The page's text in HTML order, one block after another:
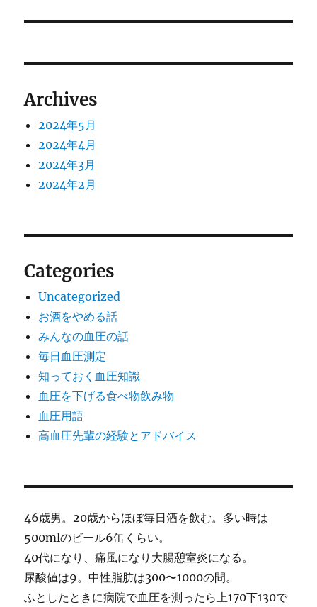
ン
Archives
2024年5月
2024年4月
2024年3月
2024年2月
Categories
Uncategorized
お酒をやめる話
みんなの血圧の話
毎日血圧測定
知っておく血圧知識
血圧を下げる食べ物飲み物
血圧用語
高血圧先輩の経験とアドバイス
46歳男。20歳からほぼ毎日酒を飲む。多い時は
500mlのビール6缶くらい。
40代になり、痛風になり大腸憩室炎になる。
尿酸値は9。中性脂肪は300〜1000の間。
ふとしたときに病院で血圧を測ったら上170下130で